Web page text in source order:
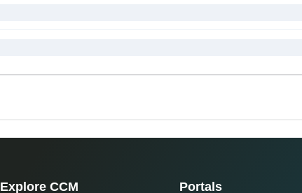
Explore CCM Portals